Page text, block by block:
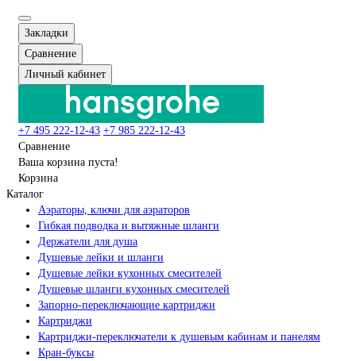
Закладки
Сравнение
Личный кабинет
+7 495 222-12-43 +7 985 222-12-43
Сравнение
Ваша корзина пуста!
Корзина
Каталог
Аэраторы, ключи для аэраторов
Гибкая подводка и вытяжные шланги
Держатели для душа
Душевые лейки и шланги
Душевые лейки кухонных смесителей
Душевые шланги кухонных смесителей
Запорно-переключающие картриджи
Картриджи
Картриджи-переключатели к душевым кабинам и панелям
Кран-буксы